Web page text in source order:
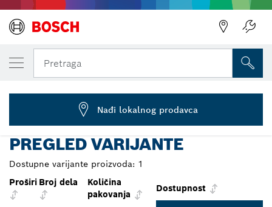
Pretraga
... VDE set raznog ručnog alata od 7 kom. Professional
IZABRANA VARIJANTA
VDE set ručnog alata, 7 kom.
1 600 A02 NG3
Nađi lokalnog prodavca
PREGLED VARIJANTE
Dostupne varijante proizvoda: 1
Proširi Broj dela
Količina
pakovanja
Dostupnost